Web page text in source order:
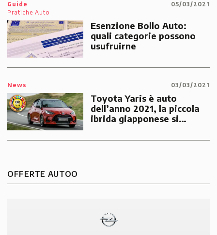
Guide
Pratiche Auto
05/03/2021
Esenzione Bollo Auto:
quali categorie possono
usufruirne
News 03/03/2021
Toyota Yaris è auto
dell’anno 2021, la piccola
ibrida giapponese si
titolo di "Car of the Year"
OFFERTE AUTOO